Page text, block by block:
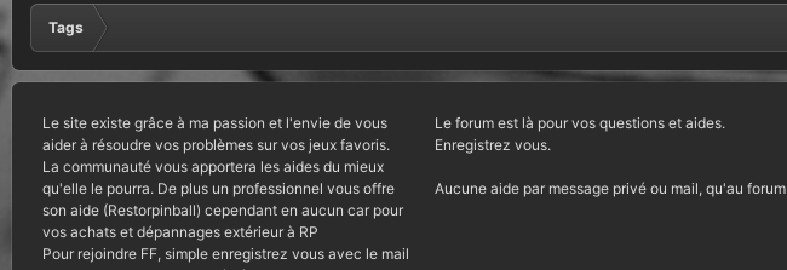
Tags
Le site existe grâce à ma passion et l'envie de vous
aider à résoudre vos problèmes sur vos jeux favoris.
La communauté vous apportera les aides du mieux
qu'elle le pourra. De plus un professionnel vous offre
son aide (Restorpinball) cependant en aucun car pour
vos achats et dépannages extérieur à RP
Pour rejoindre FF, simple enregistrez vous avec le mail
Le forum est là pour vos questions et aides.
Enregistrez vous.
Aucune aide par message privé ou mail, qu'au forum